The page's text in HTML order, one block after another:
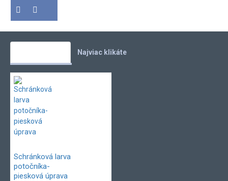
Najviac klikáte
Schránková larva
potočníka-
piesková úprava